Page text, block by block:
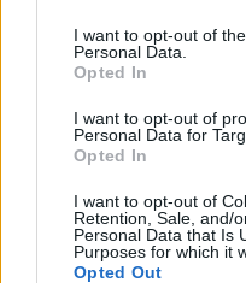
I want to opt-out of
Personal Data.
Opted In
I want to opt-out of
Personal Data for
Opted In
I want to opt-out of
Retention, Sale, and/
Personal Data that Is
Purposes for which it
Opted Out